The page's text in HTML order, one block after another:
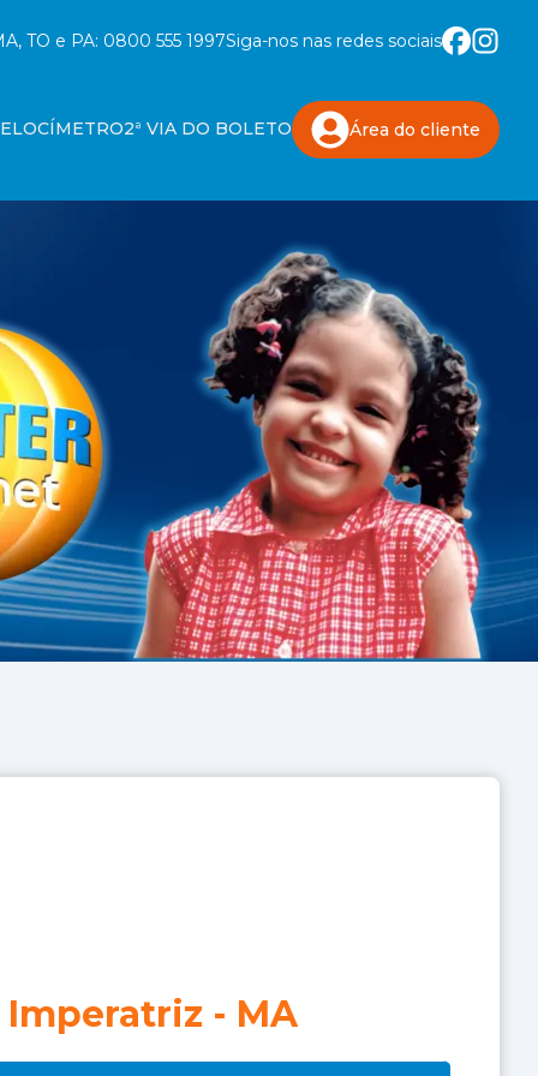
TO e PA: 0800 555 1997Siga-nos nas redes sociais
2ª VIA DO BOLETO Área do cliente
Imperatriz - MA